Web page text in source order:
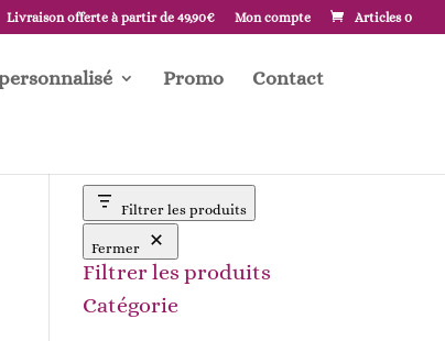
Livraison offerte à partir de 49,90€ Mon compte Articles 0
Promo Contact
Filtrer les produits
Fermer
Filtrer les produits
Catégorie